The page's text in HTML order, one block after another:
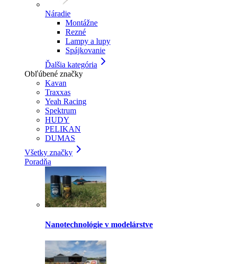
Náradie
Montážne
Rezné
Lampy a lupy
Spájkovanie
Ďalšia kategória
Obľúbené značky
Kavan
Traxxas
Yeah Racing
Spektrum
HUDY
PELIKAN
DUMAS
Všetky značky
Poradňa
Nanotechnológie v modelárstve